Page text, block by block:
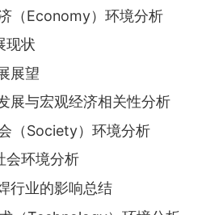
（Economy）环境分析
现状
展望
展与宏观经济相关性分析
（Society）环境分析
会环境分析
行业的影响总结